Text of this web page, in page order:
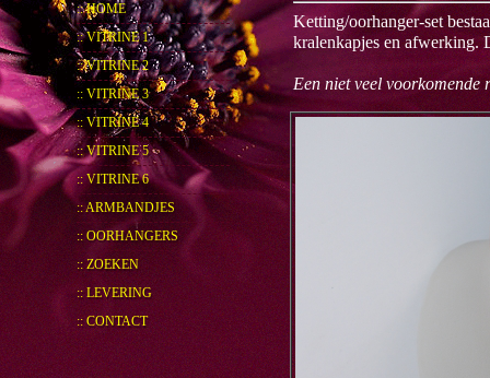
Ketting/oorhanger-set
kralenkapjes en afwerking.
Een niet veel voorkomende
:: HOME
:: VITRINE 1
:: VITRINE 2
:: VITRINE 3
:: VITRINE 4
:: VITRINE 5
:: VITRINE 6
:: ARMBANDJES
:: OORHANGERS
:: ZOEKEN
:: LEVERING
:: CONTACT